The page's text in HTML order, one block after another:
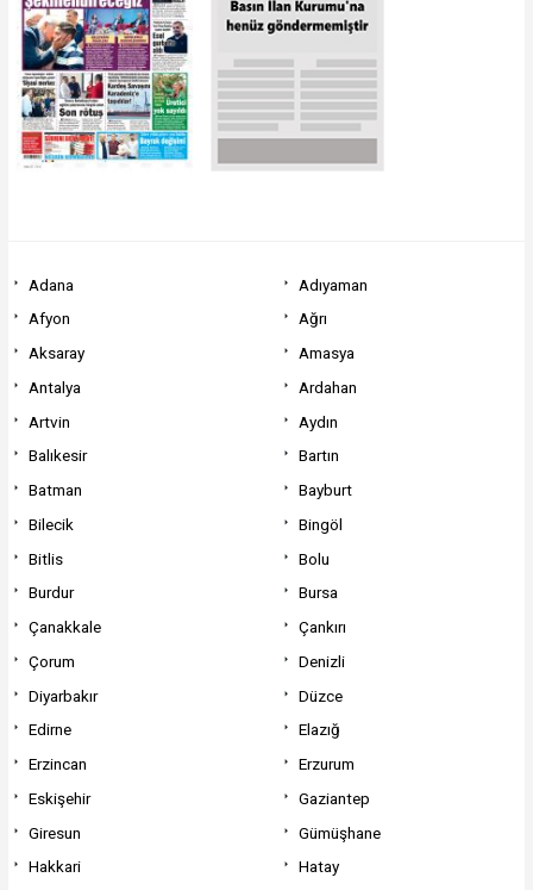
Adana
Adıyaman
Afyon
Ağrı
Aksaray
Amasya
Antalya
Ardahan
Artvin
Aydın
Balıkesir
Bartın
Batman
Bayburt
Bilecik
Bingöl
Bitlis
Bolu
Burdur
Bursa
Çanakkale
Çankırı
Çorum
Denizli
Diyarbakır
Düzce
Edirne
Elazığ
Erzincan
Erzurum
Eskişehir
Gaziantep
Giresun
Gümüşhane
Hakkari
Hatay